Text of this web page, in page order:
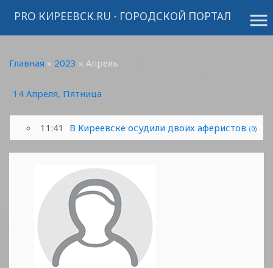
menu
PRO КИРЕЕВСК.RU - ГОРОДСКОЙ ПОРТАЛ
Главная » 2023 » Апрель
14 Апреля, Пятница
11:41 В Киреевске осудили двоих аферистов (0)